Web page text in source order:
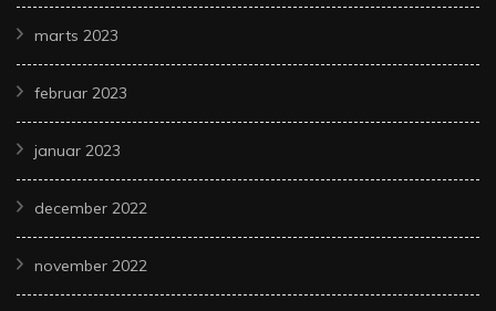
marts 2023
februar 2023
januar 2023
december 2022
november 2022